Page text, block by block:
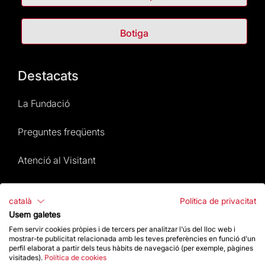
Botiga
Destacats
La Fundació
Preguntes freqüents
Atenció al Visitant
Notícies i Actualitat
Agenda
català
Política de privacitat
Usem galetes
Fem servir cookies pròpies i de tercers per analitzar l'ús del lloc web i
mostrar-te publicitat relacionada amb les teves preferències en funció d'un
perfil elaborat a partir dels teus hàbits de navegació (per exemple, pàgines
visitades). Política de cookies